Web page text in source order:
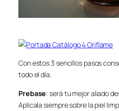
Con estos 3 sencillos pasos
todo el día.
Prebase: será tu mejor aliado
Aplícala siempre sobre la piel